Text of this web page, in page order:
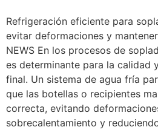
Refrigeración eficiente para
evitar deformaciones y
NEWS En los procesos de
es determinante para la calidad
final. Un sistema de agua fría
que las botellas o recipientes
correcta, evitando
sobrecalentamiento y